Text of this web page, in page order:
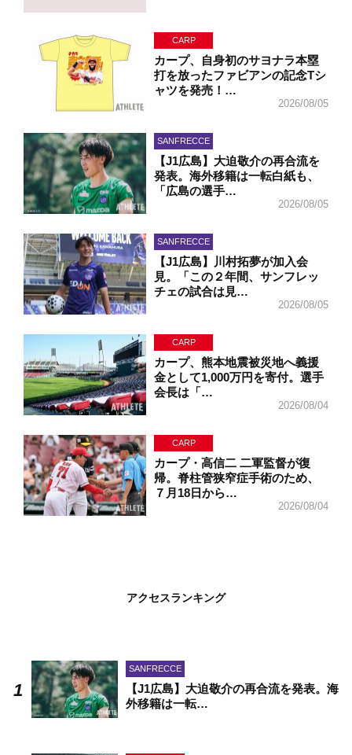
CARP
カープ、自身初のサヨナラ本塁
打を放ったファビアンの記念Tシ
ャツを発売！…
2026/08/05
SANFRECCE
【J1広島】大迫敬介の再合流を
発表。海外移籍は一転白紙も、
「広島の選手…
2026/08/05
SANFRECCE
【J1広島】川村拓夢が加入会
見。「この２年間、サンフレッ
チェの試合は見…
2026/08/05
CARP
カープ、熊本地震被災地へ義援
金として1,000万円を寄付。選手
会長は「…
2026/08/04
CARP
カープ・高信二 二軍監督が復
帰。脊柱管狭窄症手術のため、
７月18日から…
2026/08/04
アクセスランキング
SANFRECCE
【J1広島】大迫敬介の再合流を発表。海
外移籍は一転…